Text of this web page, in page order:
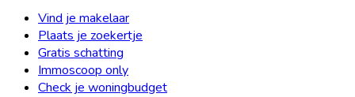
Vind je makelaar
Plaats je zoekertje
Gratis schatting
Immoscoop only
Check je woningbudget